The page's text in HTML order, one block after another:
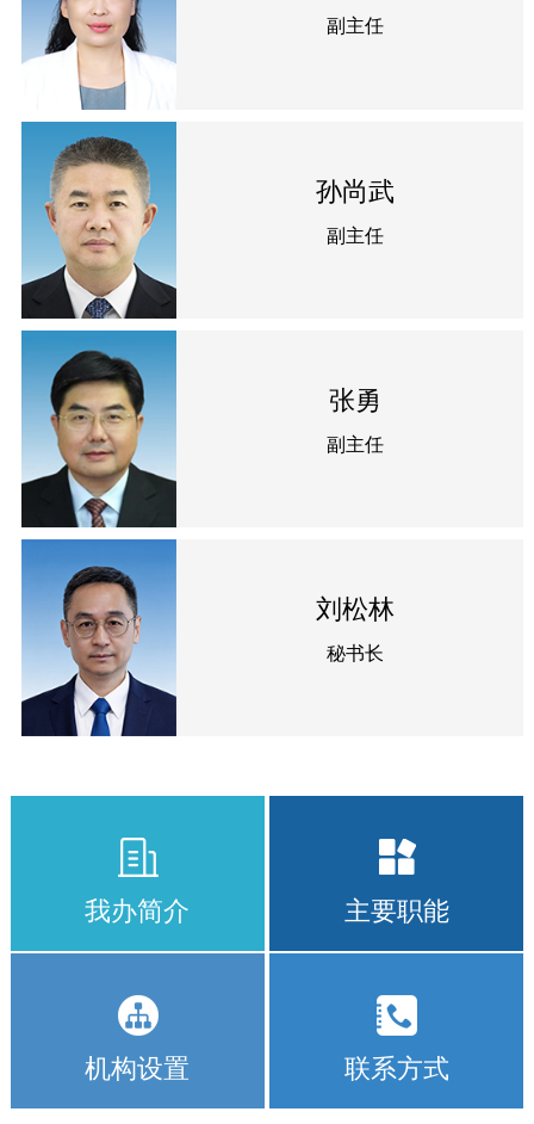
副主任
孙尚武
副主任
张勇
副主任
刘松林
秘书长
我办简介 主要职能
机构设置 联系方式